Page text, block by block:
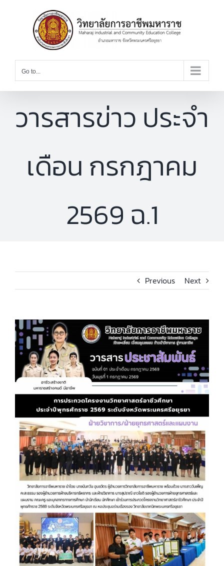
Go to...
วารสารข่าว ประจำ
เดือน กรกฎาคม
2569 ฉ.1
Previous Next
View
Larger
Image